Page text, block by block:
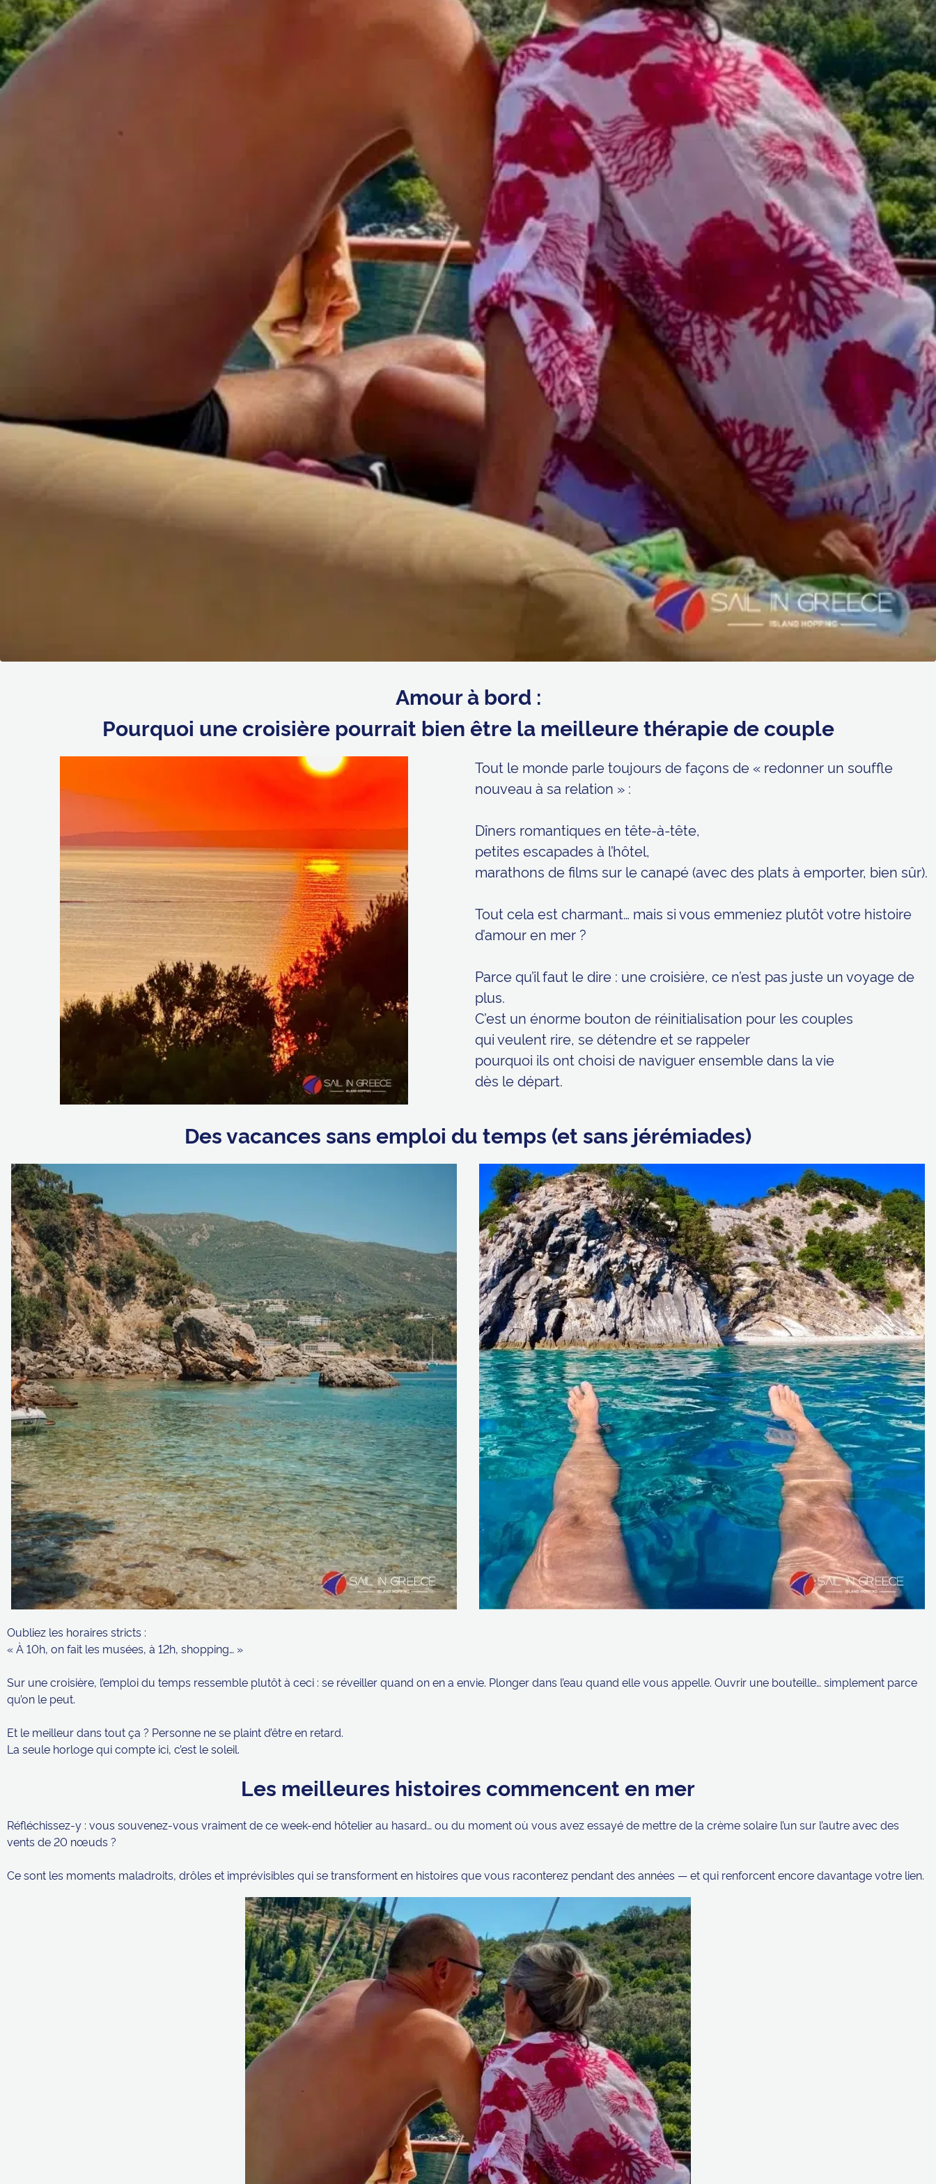
Amour à bord :
Pourquoi une croisière pourrait bien être la meilleure thérapie de couple
Tout le monde parle toujours de façons de « redonner un souffle
nouveau à sa relation » :
Dîners romantiques en tête-à-tête,
petites escapades à l’hôtel,
marathons de films sur le canapé (avec des plats à emporter, bien sûr).
Tout cela est charmant… mais si vous emmeniez plutôt votre histoire
d’amour en mer ?
Parce qu’il faut le dire : une croisière, ce n’est pas juste un voyage de
plus.
C’est un énorme bouton de réinitialisation pour les couples
qui veulent rire, se détendre et se rappeler
pourquoi ils ont choisi de naviguer ensemble dans la vie
dès le départ.
Des vacances sans emploi du temps (et sans jérémiades)
Oubliez les horaires stricts :
« À 10h, on fait les musées, à 12h, shopping… »
Sur une croisière, l’emploi du temps ressemble plutôt à ceci : se réveiller quand on en a envie. Plonger dans l’eau quand elle vous appelle. Ouvrir une bouteille… simplement parce
qu’on le peut.
Et le meilleur dans tout ça ? Personne ne se plaint d’être en retard.
La seule horloge qui compte ici, c’est le soleil.
Les meilleures histoires commencent en mer
Réfléchissez-y : vous souvenez-vous vraiment de ce week-end hôtelier au hasard… ou du moment où vous avez essayé de mettre de la crème solaire l’un sur l’autre avec des
vents de 20 nœuds ?
Ce sont les moments maladroits, drôles et imprévisibles qui se transforment en histoires que vous raconterez pendant des années — et qui renforcent encore davantage votre lien.